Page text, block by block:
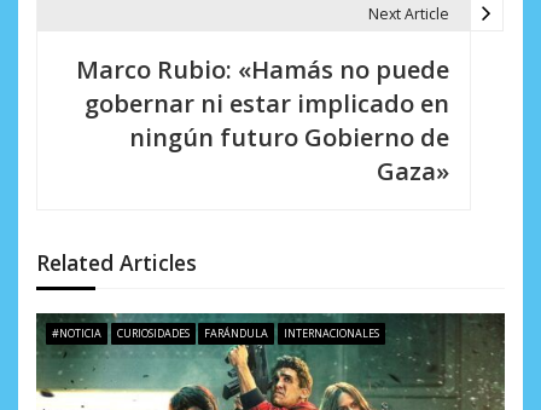
n
d
e
e
Next Article
Marco Rubio: «Hamás no puede
gobernar ni estar implicado en
ningún futuro Gobierno de
Gaza»
Related Articles
#NOTICIA CURIOSIDADES FARÁNDULA INTERNACIONALES